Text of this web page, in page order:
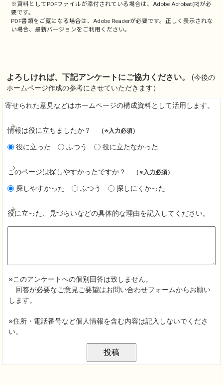
※資料としてPDFファイルが添付されている場合は、Adobe Acrobat(R)が必
要です。
PDF書類をご覧になる場合は、Adobe Readerが必要です。正しく表示されな
い場合、最新バージョンをご利用ください。